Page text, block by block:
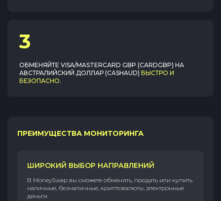
3
ОБМЕНЯЙТЕ VISA/MASTERCARD GBP (CARDGBP) НА
АВСТРАЛИЙСКИЙ ДОЛЛАР (CASHAUD) БЫСТРО И
БЕЗОПАСНО.
ПРЕИМУЩЕСТВА МОНИТОРИНГА
ШИРОКИЙ ВЫБОР НАПРАВЛЕНИЙ
В MoneySwap вы сможете обменять, продать или купить
наличные, безналичные, криптовалюты, электронные
деньги.